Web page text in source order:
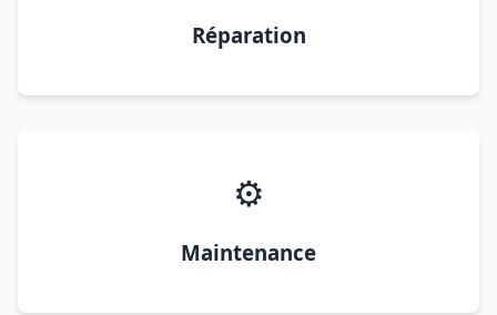
Réparation
⚙️
Maintenance